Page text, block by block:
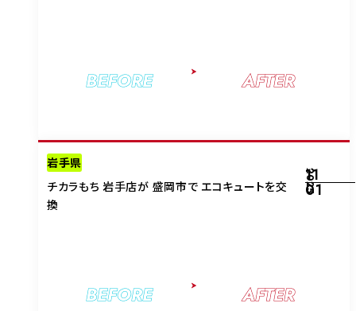
BEFORE AFTER
岩手県
チカラもち 岩手店が 盛岡市で エコキュートを交
換
2025
11
01
BEFORE AFTER